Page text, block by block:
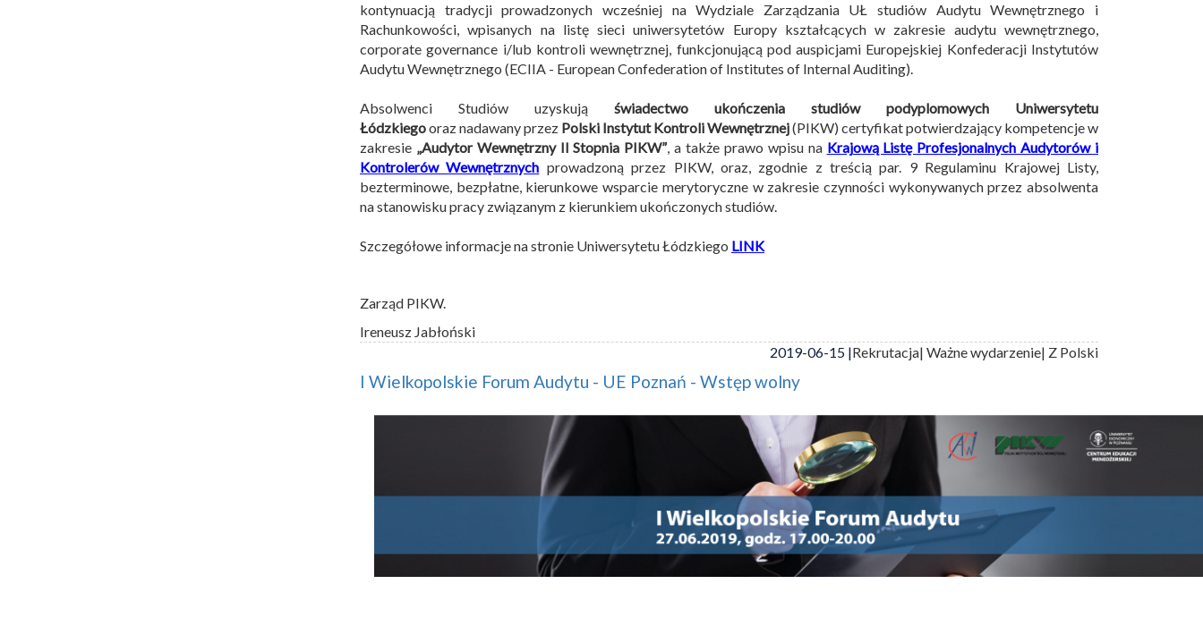
kontynuacją tradycji prowadzonych wcześniej na Wydziale Zarządzania UŁ studiów Audytu Wewnętrznego i
Rachunkowości, wpisanych na listę sieci uniwersytetów Europy kształcących w zakresie audytu wewnętrznego,
corporate governance i/lub kontroli wewnętrznej, funkcjonującą pod auspicjami Europejskiej Konfederacji Instytutów
Audytu Wewnętrznego (ECIIA - European Confederation of Institutes of Internal Auditing).
Absolwenci Studiów uzyskują świadectwo ukończenia studiów podyplomowych Uniwersytetu
Łódzkiegooraz nadawany przez Polski Instytut Kontroli Wewnętrznej(PIKW) certyfikat potwierdzający kompetencje w
zakresie „Audytor Wewnętrzny II Stopnia PIKW”, a także prawo wpisu na Krajową Listę Profesjonalnych Audytorów i
Kontrolerów Wewnętrznych prowadzoną przez PIKW, oraz, zgodnie z treścią par. 9 Regulaminu Krajowej Listy,
bezterminowe, bezpłatne, kierunkowe wsparcie merytoryczne w zakresie czynności wykonywanych przez absolwenta
na stanowisku pracy związanym z kierunkiem ukończonych studiów.
Szczegółowe informacje na stronie Uniwersytetu Łódzkiego LINK
Zarząd PIKW.
Ireneusz Jabłoński
2019-06-15 |Rekrutacja| Ważne wydarzenie| Z Polski
I Wielkopolskie Forum Audytu - UE Poznań - Wstęp wolny